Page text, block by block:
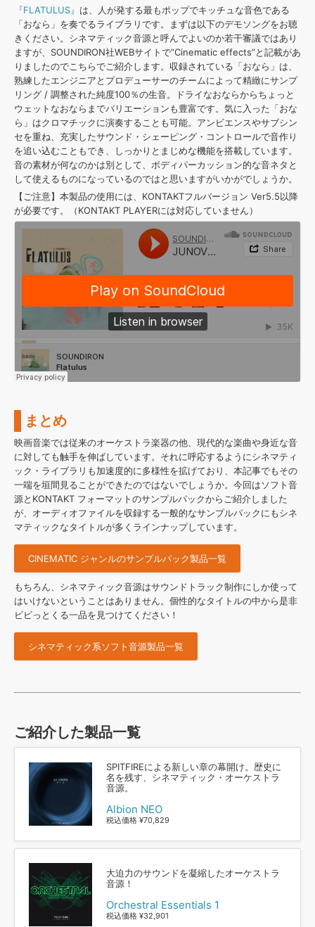
『FLATULUS』 は、人が発する最もポップでキッチュな音色である
「おなら」を奏でるライブラリです。まずは以下のデモソングをお聴
きください。シネマティック音源と呼んでよいのか若干審議ではあり
ますが、SOUNDIRON社WEBサイトで”Cinematic effects”と記載があ
りましたのでこちらでご紹介します。収録されている「おなら」は、
熟練したエンジニアとプロデューサーのチームによって精緻にサンプ
リング / 調整された純度100％の生音。ドライなおならからちょっと
ウェットなおならまでバリエーションも豊富です。気に入った「おな
ら」はクロマチックに演奏することも可能。アンビエンスやサブシン
セを重ね、充実したサウンド・シェーピング・コントロールで音作り
を追い込むこともでき、しっかりとまじめな機能を搭載しています。
音の素材が何なのかは別として、ボディパーカッション的な音ネタと
して使えるものになっているのではと思いますがいかがでしょうか。
【ご注意】本製品の使用には、KONTAKTフルバージョン Ver5.5以降
が必要です。（KONTAKT PLAYERには対応していません）
まとめ
映画音楽では従来のオーケストラ楽器の他、現代的な楽曲や身近な音
に対しても触手を伸ばしています。それに呼応するようにシネマティ
ック・ライブラリも加速度的に多様性を拡げており、本記事でもその
一端を垣間見ることができたのではないでしょうか。今回はソフト音
源とKONTAKT フォーマットのサンプルパックからご紹介しました
が、オーディオファイルを収録する一般的なサンプルパックにもシネ
マティックなタイトルが多くラインナップしています。
CINEMATIC ジャンルのサンプルパック製品一覧
もちろん、シネマティック音源はサウンドトラック制作にしか使って
はいけないということはありません。個性的なタイトルの中から是非
ビビっとくる一品を見つけてください！
シネマティック系ソフト音源製品一覧
ご紹介した製品一覧
SPITFIREによる新しい章の幕開け。歴史に
名を残す、シネマティック・オーケストラ
音源。
Albion NEO
税込価格 ¥70,829
大迫力のサウンドを凝縮したオーケストラ
音源！
Orchestral Essentials 1
税込価格 ¥32,901